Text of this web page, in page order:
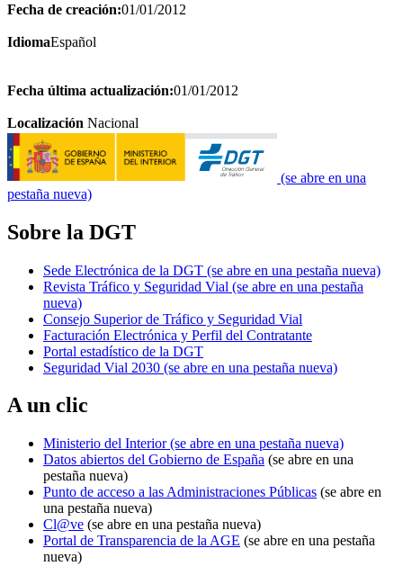
Fecha de creación:01/01/2012
IdiomaEspañol
Fecha última actualización:01/01/2012
Localización Nacional
(se abre en una
pestaña nueva)
Sobre la DGT
Sede Electrónica de la DGT (se abre en una pestaña nueva)
Revista Tráfico y Seguridad Vial (se abre en una pestaña
nueva)
Consejo Superior de Tráfico y Seguridad Vial
Facturación Electrónica y Perfil del Contratante
Portal estadístico de la DGT
Seguridad Vial 2030 (se abre en una pestaña nueva)
A un clic
Ministerio del Interior(se abre en una pestaña nueva)
Datos abiertos del Gobierno de España (se abre en una
pestaña nueva)
Punto de acceso a las Administraciones Públicas (se abre en
una pestaña nueva)
Cl@ve (se abre en una pestaña nueva)
Portal de Transparencia de la AGE (se abre en una pestaña
nueva)